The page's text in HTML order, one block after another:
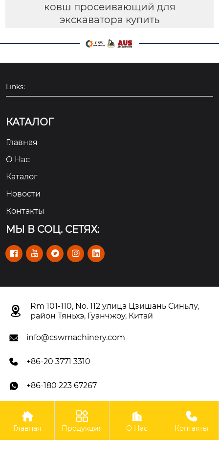
ковш просеивающий для
экскаватора купить
Links:
КАТАЛОГ
Главная
О Hас
Каталог
Новости
Контакты
МЫ В СОЦ. СЕТЯХ:
    

Rm 101-110, No. 112 улица Цзишань Синьлу,
район Тяньхэ, Гуанчжоу, Китай
 info@cswmachinery.com
 +86-20 3771 3310
 +86-180 223 67267
Авторское право©OOO Гуанчжоу CSW Machinery Co.,
Limited

Главная

Продукция

О Нас

Контакты